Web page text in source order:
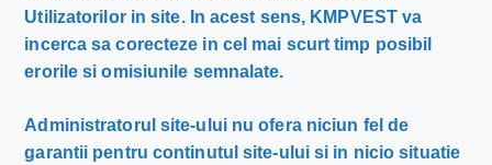
Utilizatorilor in site. In acest sens, KMPVEST va
incerca sa corecteze in cel mai scurt timp posibil
erorile si omisiunile semnalate.
Administratorul site-ului nu ofera niciun fel de
garantii pentru continutul site-ului si in nicio situatie